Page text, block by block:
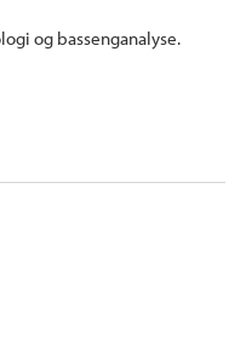
og bassenganalyse.